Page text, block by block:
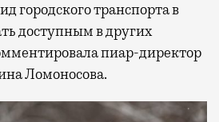
городского транспорта в
доступным в других
пиар-директор
Ломоносова.